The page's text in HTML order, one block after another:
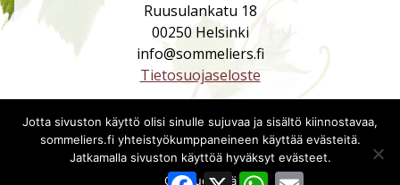
Ruusulankatu 18
00250 Helsinki
info@sommeliers.fi
Tietosuojaseloste
Facebook
X WhatsApp
Jotta sivuston käyttö olisi sinulle sujuvaa ja sisältö kiinnostavaa,
sommeliers.fi yhteistyökumppaneineen käyttää evästeitä.
Jatkamalla sivuston käyttöä hyväksyt evästeet.
Ok
Lue lisää